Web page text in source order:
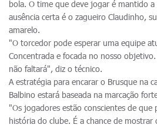
bola. O time que deve jogar é mantido
ausência certa é o zagueiro Claudinho,
amarelo.
"O torcedor pode esperar uma equipe
Concentrada e focada no nosso
não faltará", diz o técnico.
A estratégia para encarar o Brusque na
Balbino estará baseada na marcação
"Os jogadores estão conscientes de que
história do clube. É a chance de mostrar